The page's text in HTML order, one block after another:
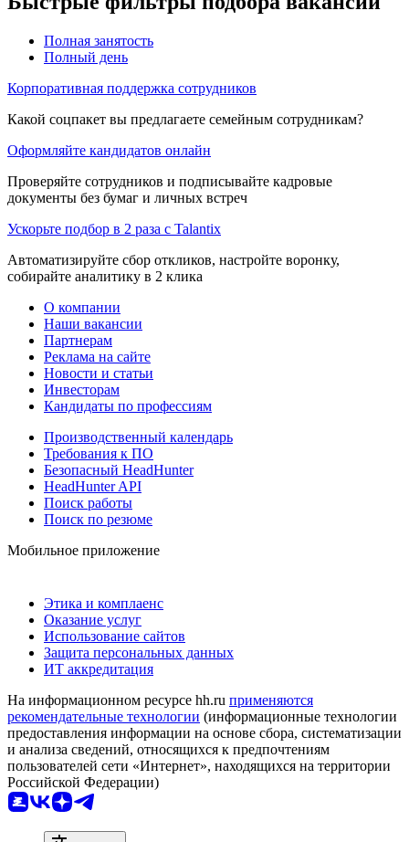
Полная занятость
Полный день
Корпоративная поддержка сотрудников
Какой соцпакет вы предлагаете семейным сотрудникам?
Оформляйте кандидатов онлайн
Проверяйте сотрудников и подписывайте кадровые
документы без бумаг и личных встреч
Ускорьте подбор в 2 раза с Talantix
Автоматизируйте сбор откликов, настройте воронку,
собирайте аналитику в 2 клика
О компании
Наши вакансии
Партнерам
Реклама на сайте
Новости и статьи
Инвесторам
Кандидаты по профессиям
Производственный календарь
Требования к ПО
Безопасный HeadHunter
HeadHunter API
Поиск работы
Поиск по резюме
Мобильное приложение
Этика и комплаенс
Оказание услуг
Использование сайтов
Защита персональных данных
ИТ аккредитация
На информационном ресурсе hh.ru применяются
рекомендательные технологии (информационные технологии
предоставления информации на основе сбора, систематизации
и анализа сведений, относящихся к предпочтениям
пользователей сети «Интернет», находящихся на территории
Российской Федерации)